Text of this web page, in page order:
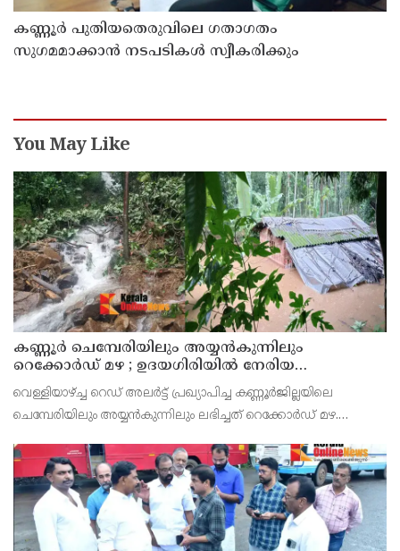
കണ്ണൂർ പുതിയതെരുവിലെ ഗതാഗതം
സുഗമമാക്കാന്‍ നടപടികള്‍ സ്വീകരിക്കും
You May Like
കണ്ണൂർ ചെമ്പേരിയിലും അയ്യൻകുന്നിലും
റെക്കോർഡ് മഴ ; ഉദയഗിരിയിൽ നേരിയ
ഉരുൾപൊട്ടൽ; 13 പേരെ ക്യാമ്പിലേക്ക് മാറ്റി
വെള്ളിയാഴ്ച്ച റെഡ് അലർട്ട് പ്രഖ്യാപിച്ച കണ്ണൂർജില്ലയിലെ
ചെമ്പേരിയിലും അയ്യൻകുന്നിലും ലഭിച്ചത് റെക്കോർഡ് മഴ.
മില്ലിമീറ്റർ മഴ ആ സമയം സംസ്ഥാനത്ത